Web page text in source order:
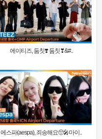
에이티즈, 둠칫❣️ 둠칫❣&#..
에스파(aespa), 죄송해요🥺🎤마이..